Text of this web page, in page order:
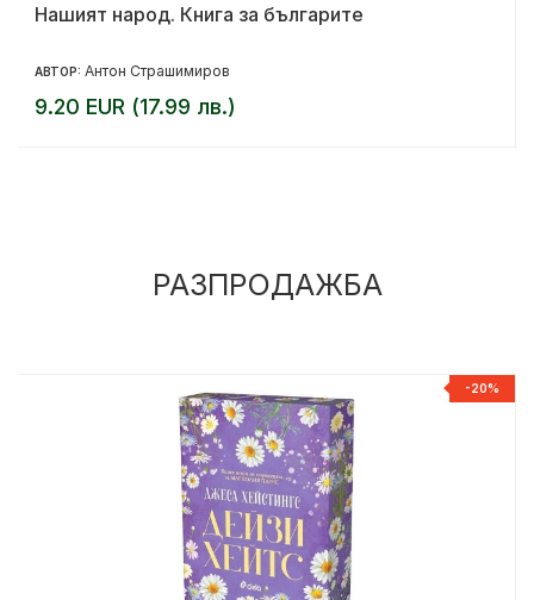
Нашият народ. Книга за българите
АВТОР: Антон Страшимиров
9.20 EUR (17.99 лв.)
РАЗПРОДАЖБА
-20%